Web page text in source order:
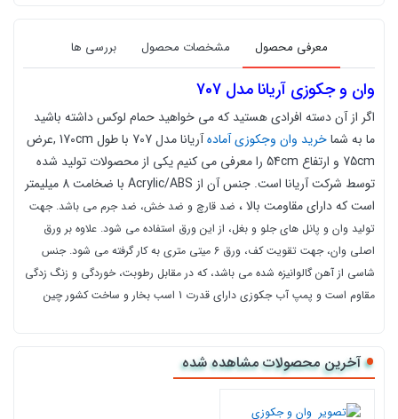
معرفی محصول مشخصات محصول بررسی ها
وان و جکوزی آریانا مدل 707
اگر از آن دسته افرادی هستید که می خواهید حمام لوکس داشته باشید
ما به شماخرید وان وجکوزی آماده
آریانا مدل 707 با طول 170cm ,عرض
75cm و ارتفاع 54cm را معرفی می کنیم یکی از محصولات تولید شده
توسط شرکت آریانا است. جنس آن از Acrylic/ABS با ضخامت 8 ميليمتر
است كه دارای مقاومت بالا ، ضد قارچ و ضد خش، ضد جرم می باشد. جهت
توليد وان و پانل های جلو و بغل، از اين ورق استفاده می شود. علاوه بر ورق
اصلی وان، جهت تقويت كف، ورق 6 میتی متری به كار گرفته می شود. جنس
شاسی از آهن گالوانيزه شده می باشد، كه در مقابل رطوبت، خوردگی و زنگ زدگی
مقاوم است و
پمپ آب جکوزی دارای قدرت 1 اسب بخار و ساخت کشور چین
برای جکوزی مدل 707 میتوانید آپشنهای زیر را اضافهآخرین محصولات مشاهده شده